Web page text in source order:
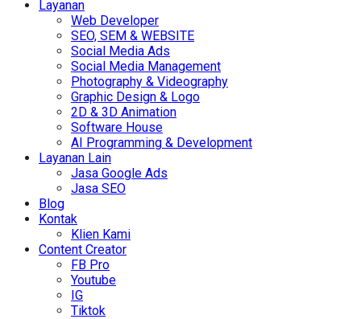
Layanan
Web Developer
SEO, SEM & WEBSITE
Social Media Ads
Social Media Management
Photography & Videography
Graphic Design & Logo
2D & 3D Animation
Software House
AI Programming & Development
Layanan Lain
Jasa Google Ads
Jasa SEO
Blog
Kontak
Klien Kami
Content Creator
FB Pro
Youtube
IG
Tiktok